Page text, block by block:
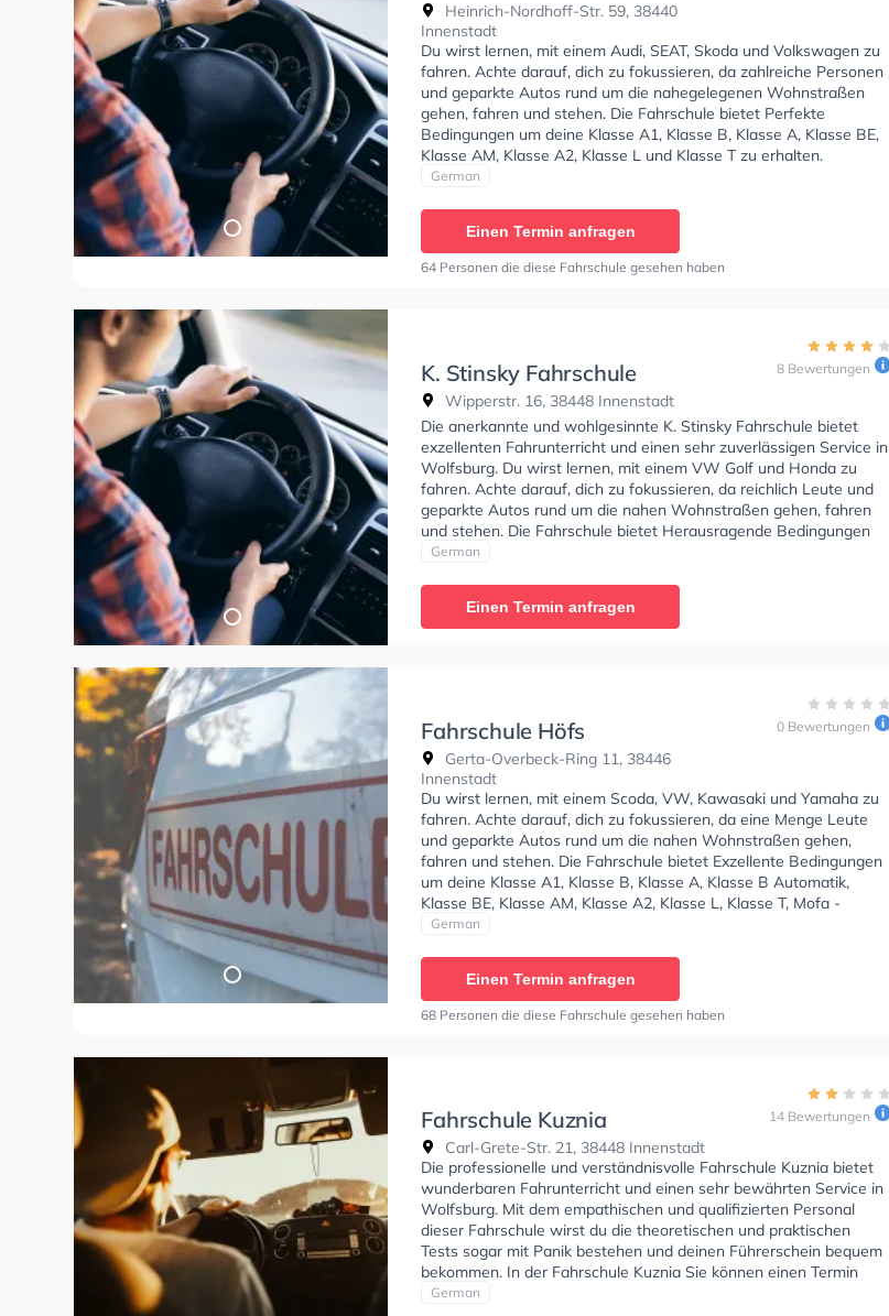
Heinrich-Nordhoff-Str. 59, 38440
Innenstadt
Du wirst lernen, mit einem Audi, SEAT, Skoda und Volkswagen zu
fahren. Achte darauf, dich zu fokussieren, da zahlreiche Personen
und geparkte Autos rund um die nahegelegenen Wohnstraßen
gehen, fahren und stehen. Die Fahrschule bietet Perfekte
Bedingungen um deine Klasse A1, Klasse B, Klasse A, Klasse BE,
Klasse AM, Klasse A2, Klasse L und Klasse T zu erhalten.
German
Einen Termin anfragen
64 Personen die diese Fahrschule gesehen haben
K. Stinsky Fahrschule
Wipperstr. 16, 38448 Innenstadt
8 Bewertungen
Die anerkannte und wohlgesinnte K. Stinsky Fahrschule bietet
exzellenten Fahrunterricht und einen sehr zuverlässigen Service in
Wolfsburg. Du wirst lernen, mit einem VW Golf und Honda zu
fahren. Achte darauf, dich zu fokussieren, da reichlich Leute und
geparkte Autos rund um die nahen Wohnstraßen gehen, fahren
und stehen. Die Fahrschule bietet Herausragende Bedingungen
um deine Klasse A1, Klasse B, Klasse A, Klasse BE, Klasse B96,
Prüfbescheinigung zu erhalten. In der K. Stinsky Fahrschule Sie
können einen Termin online anfragen.
German
Einen Termin anfragen
Fahrschule Höfs
Gerta-Overbeck-Ring 11, 38446
Innenstadt
0 Bewertungen
Du wirst lernen, mit einem Scoda, VW, Kawasaki und Yamaha zu
fahren. Achte darauf, dich zu fokussieren, da eine Menge Leute
und geparkte Autos rund um die nahen Wohnstraßen gehen,
fahren und stehen. Die Fahrschule bietet Exzellente Bedingungen
um deine Klasse A1, Klasse B, Klasse A, Klasse B Automatik,
Klasse BE, Klasse AM, Klasse A2, Klasse L, Klasse T, Mofa -
Prüfbescheinigung, Klasse C, Klasse CE, Klasse D, Klasse DE und
Fahrschule Höfs Sie können einen Termin online anfragen.
German
Einen Termin anfragen
68 Personen die diese Fahrschule gesehen haben
Fahrschule Kuznia
Carl-Grete-Str. 21, 38448 Innenstadt
14 Bewertungen
Die professionelle und verständnisvolle Fahrschule Kuznia bietet
wunderbaren Fahrunterricht und einen sehr bewährten Service in
Wolfsburg. Mit dem empathischen und qualifizierten Personal
dieser Fahrschule wirst du die theoretischen und praktischen
Tests sogar mit Panik bestehen und deinen Führerschein bequem
bekommen. In der Fahrschule Kuznia Sie können einen Termin
online anfragen.
German